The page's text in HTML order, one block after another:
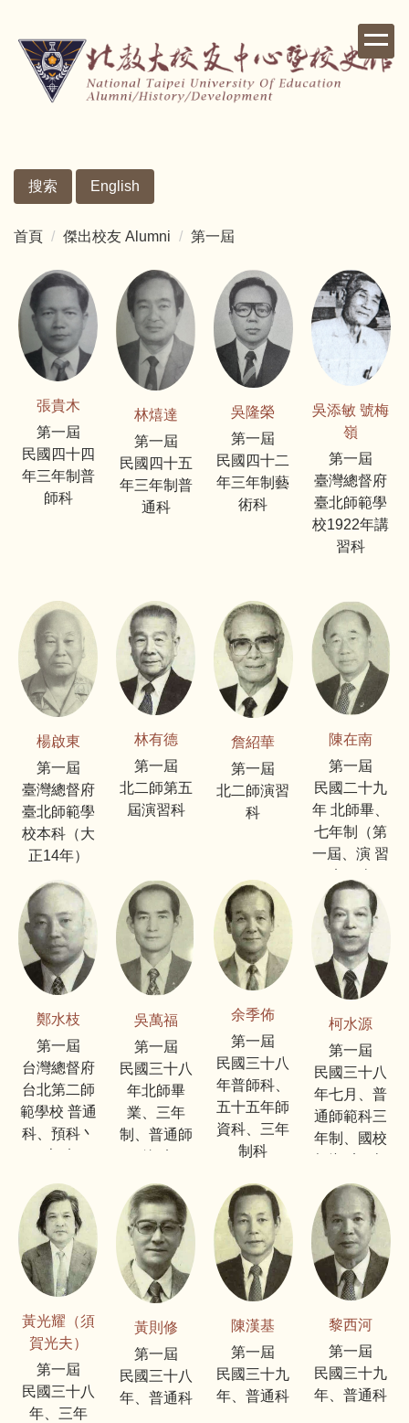
到
搜索 English
首頁 傑出校友 Alumni 第一屆
張貴木
第一屆
民國四十四
年三年制普
師科
林熺達
第一屆
民國四十五
年三年制普
通科
吳隆榮
第一屆
民國四十二
年三年制藝
術科
吳添敏 號梅
嶺
第一屆
臺灣總督府
臺北師範學
校1922年講
習科
楊啟東
第一屆
臺灣總督府
臺北師範學
校本科（大
正14年）
林有德
第一屆
北二師第五
屆演習科
詹紹華
第一屆
北二師演習
科
陳在南
第一屆
民國二十九
年 北師畢、
七年制（第
一屆、演 習
鄭水枝
第一屆
台灣總督府
台北第二師
範學校 普通
科、預科丶
吳萬福
第一屆
民國三十八
年北師畢
業、三年
制、普通師
余季佈
第一屆
民國三十八
年普師科、
五十五年師
資科、三年
制科
柯水源
第一屆
民國三十八
年七月、普
通師範科三
年制、國校
制
黃光耀（須
賀光夫）
第一屆
民國三十八
年、三年
黃則修
第一屆
民國三十八
年、普通科
陳漢基
第一屆
民國三十九
年、普通科
黎西河
第一屆
民國三十九
年、普通科